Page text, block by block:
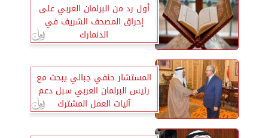
أول رد من البرلمان العربي على
إحراق المصحف الشريف في
الدنمارك
المستشار حنفي جبالي يبحث مع
رئيس البرلمان العربي سبل دعم
آليات العمل المشترك